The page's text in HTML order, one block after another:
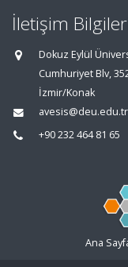
İletişim
Dokuz Eylül
Cumhuriyet Blv,
İzmir/Konak
avesis@deu.edu.tr
+90 232 464 81 65
Ana